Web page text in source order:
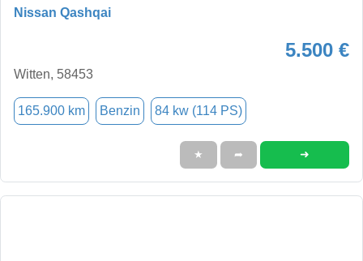
Nissan Qashqai
5.500 €
Witten, 58453
165.900 km Benzin 84 kw (114 PS)
★ ➦ ➜